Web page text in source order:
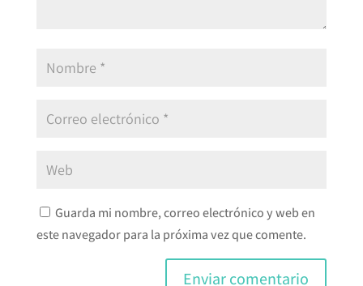
Guarda mi nombre, correo electrónico y web en
este navegador para la próxima vez que comente.